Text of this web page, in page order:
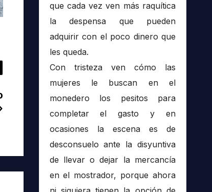
que cada vez ven más raquítica
la despensa que pueden
adquirir con el poco dinero que
les queda.
Con tristeza ven cómo las
mujeres le buscan en el
monedero los pesitos para
completar el gasto y en
ocasiones la escena es de
desconsuelo ante la disyuntiva
de llevar o dejar la mercancía
en el mostrador, porque ahora